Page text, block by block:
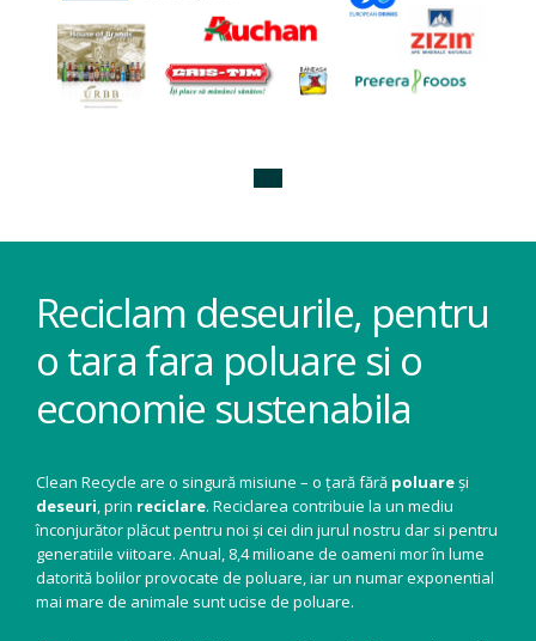
Reciclam deseurile, pentru
o tara fara poluare si o
economie sustenabila
Clean Recycle are o singură misiune – o țară fără poluareși
deseuri, prin reciclare. Reciclarea contribuie la un mediu
înconjurător plăcut pentru noi și cei din jurul nostru dar si pentru
generatiile viitoare. Anual, 8,4 milioane de oameni mor în lume
datorită bolilor provocate de poluare, iar un numar exponential
mai mare de animale sunt ucise de poluare.